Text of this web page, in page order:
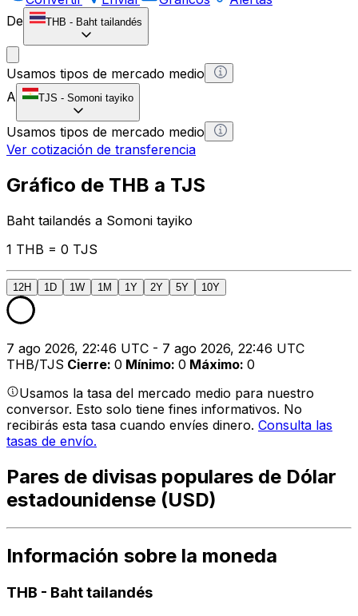
De
THB - Baht tailandés
Usamos tipos de mercado medio
A
TJS - Somoni tayiko
Usamos tipos de mercado medio
Ver cotización de transferencia
Gráfico de THB a TJS
Baht tailandés a Somoni tayiko
1 THB = 0 TJS
12H 1D 1W 1M 1Y 2Y 5Y 10Y
7 ago 2026, 22:46 UTC - 7 ago 2026, 22:46 UTC
THB/TJS Cierre: 0 Mínimo: 0 Máximo: 0
Usamos la tasa del mercado medio para nuestro
conversor. Esto solo tiene fines informativos. No
recibirás esta tasa cuando envíes dinero. Consulta las
tasas de envío.
Pares de divisas populares de Dólar
estadounidense (USD)
Información sobre la moneda
THB - Baht tailandés